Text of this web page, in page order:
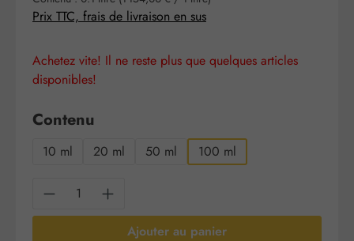
Prix TTC, frais de livraison en sus
Achetez vite! Il ne reste plus que quelques articles
disponibles!
Sélectionnez
Contenu
10 ml 20 ml 50 ml 100 ml
Quantité de produit : Entrez la quantité
Ajouter au panier